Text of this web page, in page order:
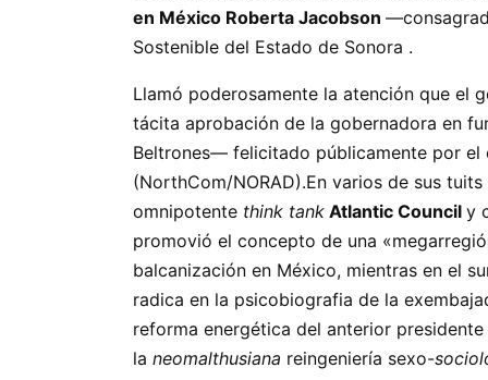
en México Roberta Jacobson
Sostenible del Estado de Sonora .
Llamó poderosamente la atención que el
tácita aprobación de la gobernadora en
Beltrones— felicitado públicamente por el
(NorthCom/NORAD).En varios de sus
omnipotente think tank Atlantic Council y
promovió el concepto de una
balcanización en México, mientras en el
radica en la psicobiografia de la
reforma energética del anterior
la neomalthusiana reingeniería sexo-